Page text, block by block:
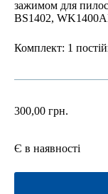
зажимом для
BS1402,
Комплект: 1
300,00 грн.
Є в наявності